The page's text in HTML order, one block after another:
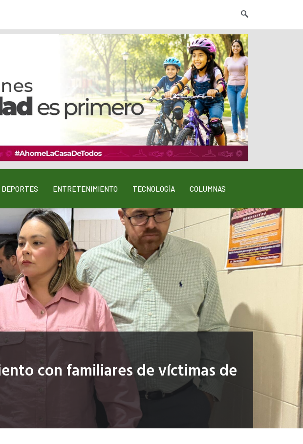
DEPORTES ENTRETENIMIENTO TECNOLOGÍA COLUMNAS
con familiares de víctimas de